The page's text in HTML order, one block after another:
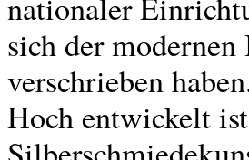
sich der
verschrieben
Hoch entwickelt